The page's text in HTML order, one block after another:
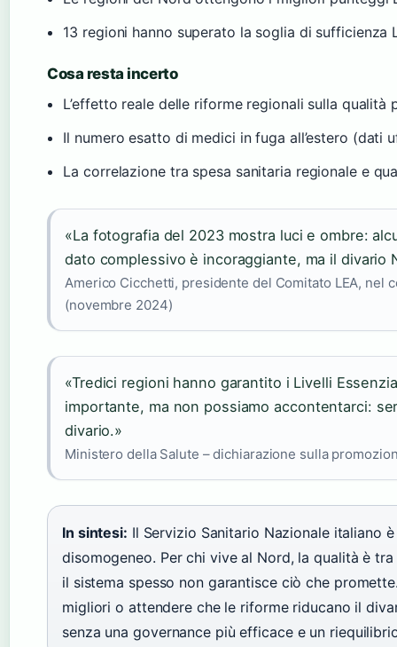
13 regioni hanno superato la soglia di sufficienza
Cosa resta incerto
L’effetto reale delle riforme regionali sulla
Il numero esatto di medici in fuga all’estero (dati
La correlazione tra spesa sanitaria regionale e
«La fotografia del 2023 mostra luci e ombre:
dato complessivo è incoraggiante, ma il divario
Americo Cicchetti, presidente del Comitato LEA, nel
(novembre 2024)
«Tredici regioni hanno garantito i Livelli
importante, ma non possiamo accontentarci:
divario.»
Ministero della Salute – dichiarazione sulla
In sintesi: Il Servizio Sanitario Nazionale italiano
disomogeneo. Per chi vive al Nord, la qualità è
il sistema spesso non garantisce ciò che
migliori o attendere che le riforme riducano il
senza una governance più efficace e un